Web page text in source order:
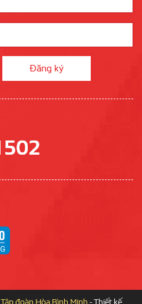
Tập đoàn Hòa Bình Minh -Thiết kế